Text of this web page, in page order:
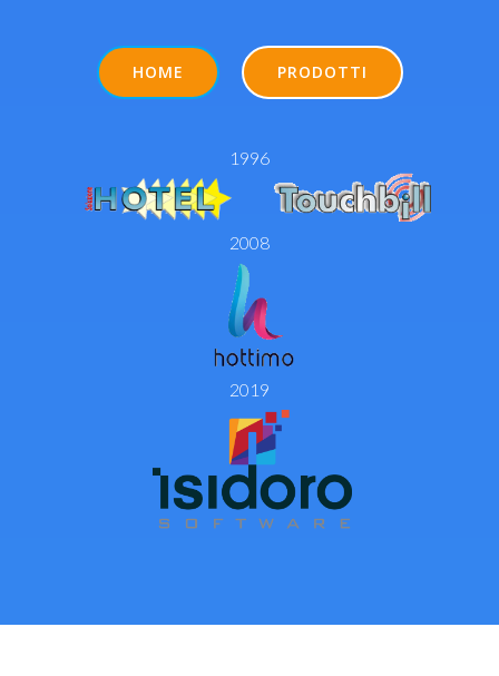
HOME PRODOTTI
1996
2008
2019